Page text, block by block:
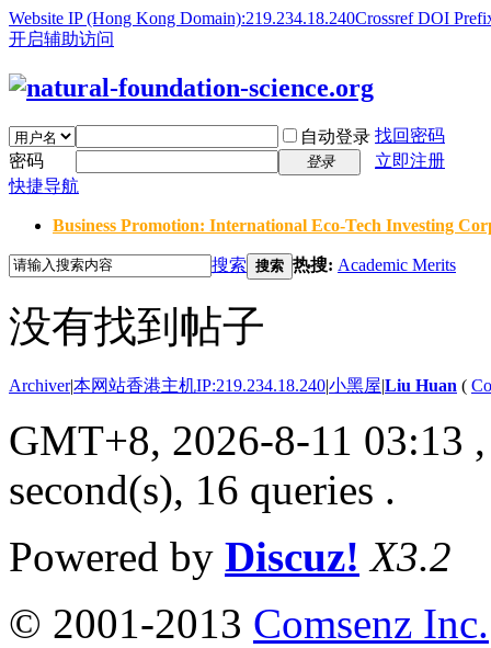
Website IP (Hong Kong Domain):219.234.18.240Crossref DOI
开启辅助访问
自动登录 找回密码
密码
登录
立即注册
快捷导航
Business Promotion: International Eco-Tech Investing
搜索 搜索 热搜: Academic Merits
没有找到帖子
Archiver|本网站香港主机IP:219.234.18.240|小黑屋|Liu Huan (
GMT+8, 2026-8-11 03:13
second(s), 16 queries .
Powered by Discuz! X3.2
© 2001-2013 Comsenz Inc.